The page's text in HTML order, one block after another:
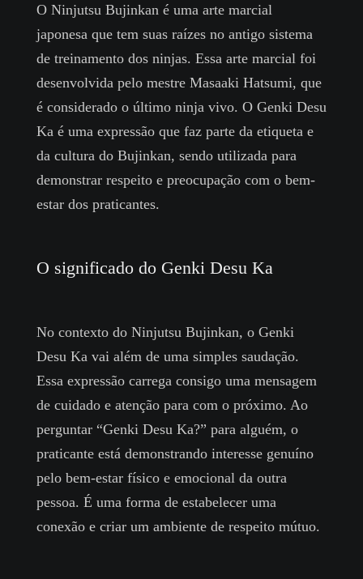
O Ninjutsu Bujinkan é uma arte marcial
japonesa que tem suas raízes no antigo sistema
de treinamento dos ninjas. Essa arte marcial foi
desenvolvida pelo mestre Masaaki Hatsumi, que
é considerado o último ninja vivo. O Genki Desu
Ka é uma expressão que faz parte da etiqueta e
da cultura do Bujinkan, sendo utilizada para
demonstrar respeito e preocupação com o bem-
estar dos praticantes.
O significado do Genki Desu Ka
No contexto do Ninjutsu Bujinkan, o Genki
Desu Ka vai além de uma simples saudação.
Essa expressão carrega consigo uma mensagem
de cuidado e atenção para com o próximo. Ao
perguntar “Genki Desu Ka?” para alguém, o
praticante está demonstrando interesse genuíno
pelo bem-estar físico e emocional da outra
pessoa. É uma forma de estabelecer uma
conexão e criar um ambiente de respeito mútuo.